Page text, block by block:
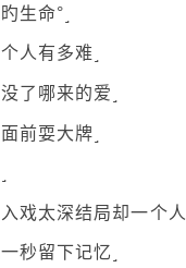
生命°˼
人有多难˼
了哪来的爱˼
前耍大牌˼
戏太深结局却一个人˼
秒留下记忆˼